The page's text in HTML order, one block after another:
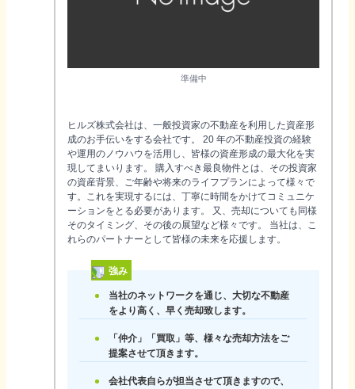
準備中
ヒルズ株式会社は、一般投資家の不動産を利用した資産形
成のお手伝いをする会社です。 20 年の不動産投資の経験
や運用のノウハウを活用し、皆様の資産形成の最大化を実
現してまいります。 購入すべき最良物件とは、その投資家
の資産背景、ご年齢や将来のライフプランによって様々で
す。これを実現するには、丁寧に時間をかけてコミュニケ
ーションをとる必要があります。 又、売却についても同様
そのタイミング、その後の展望など様々です。 当社は、こ
れらのパートナーとして皆様の未来を応援します。
強み
当社のネットワークを通じ、大切な不動産
をより高く、早く売却致します。
「仲介」「買取」等、様々な売却方法をご
提案させて頂きます。
会社代表自らが担当させて頂きますので、